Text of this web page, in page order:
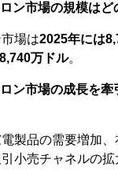
ン市場の規模はど
場は2025年には
万ドル。
ン市場の成長を牽
製品の需要増加
小売チャネルの拡